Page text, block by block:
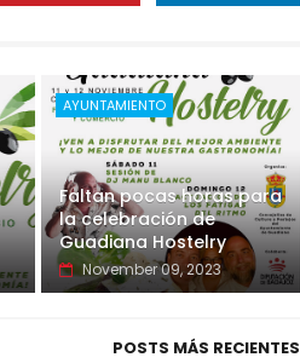
AYUNTAMIENTO
Faltan pocas horas para
la celebración de
Guadiana Hostelry
November 09, 2023
POSTS MÁS RECIENTES